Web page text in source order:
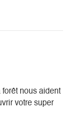
forêt nous aident
votre super